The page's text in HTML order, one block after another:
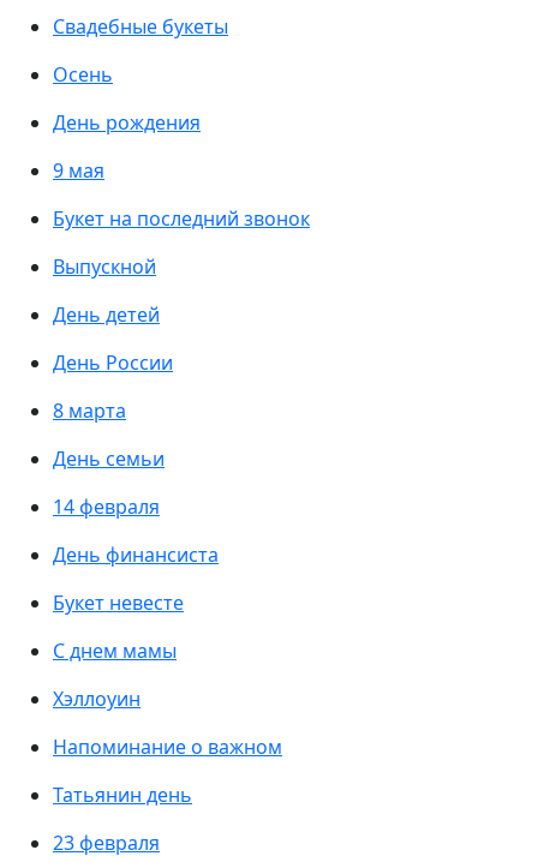
Свадебные букеты
Осень
День рождения
9 мая
Букет на последний звонок
Выпускной
День детей
День России
8 марта
День семьи
14 февраля
День финансиста
Букет невесте
С днем мамы
Хэллоуин
Напоминание о важном
Татьянин день
23 февраля